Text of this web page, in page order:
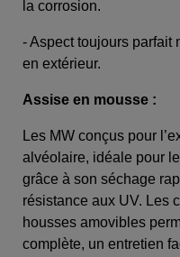
la corrosion.
- Aspect toujours parfait
en extérieur.
Assise en mousse :
Les MW conçus pour
alvéolaire, idéale pour
grâce à son séchage
résistance aux UV. Les
housses amovibles
complète, un entretien